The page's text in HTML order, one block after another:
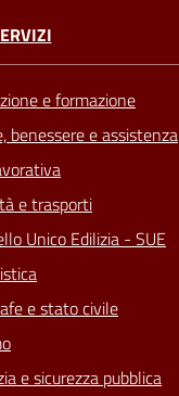
e formazione
benessere e assistenza
e trasporti
Unico Edilizia - SUE
e stato civile
e sicurezza pubblica